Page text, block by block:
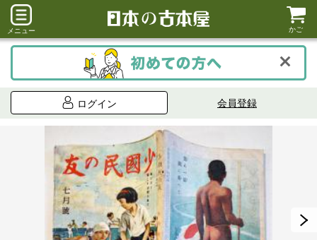
メニュー かご
ログイン 会員登録